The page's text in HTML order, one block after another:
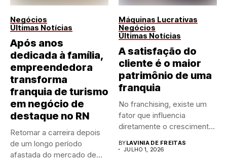
Negócios
Últimas Notícias
Após anos
dedicada à família,
empreendedora
transforma
franquia de turismo
em negócio de
destaque no RN
Retomar a carreira depois
de um longo período
afastada do mercado de...
Máquinas Lucrativas
Negócios
Últimas Notícias
A satisfação do
cliente é o maior
patrimônio de uma
franquia
No franchising, existe um
fator que influencia
diretamente o crescimento
BYLAVINIA DE FREITAS
JULHO 1, 2026